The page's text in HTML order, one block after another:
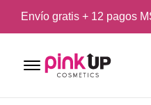
Envío gratis + 12 pagos
Menu Open